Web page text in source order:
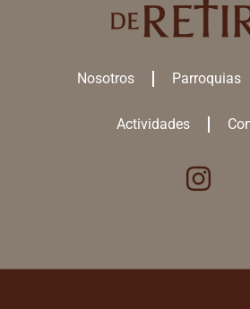
Nosotros Parroquias
Actividades